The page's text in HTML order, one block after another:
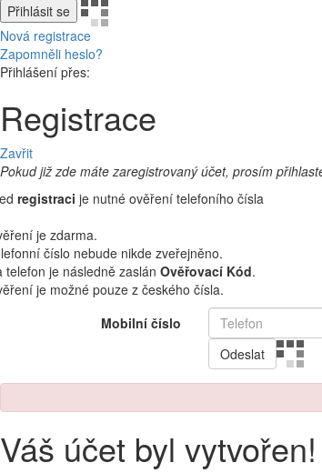
Přihlásit se
Nová registrace
Zapomněli heslo?
Přihlášení přes:
Registrace
Zavřit
Pokud již zde máte zaregistrovaný účet, prosím
registraci je nutné ověření telefoního čísla
je zdarma.
číslo nebude nikde zveřejněno.
telefon je následně zaslán Ověřovací Kód.
je možné pouze z českého čísla.
Mobilní číslo
Odeslat
Váš účet byl vytvořen!